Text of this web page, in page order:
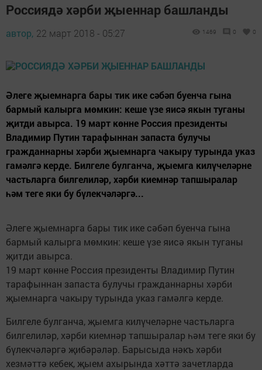
Россиядә хәрби җыеннар башланды
автор, 22 март 2018 - 05:27 1469 0 0
Әлеге җыемнарга бары тик ике сәбәп буенча гына
бармый калырга мөмкин: кеше үзе яисә якын туганы
җитди авырса. 19 март көнне Россия президенты
Владимир Путин тарафыннан запаста булучы
гражданнарны хәрби җыемнарга чакыру турында указ
гамәлгә керде. Билгеле булганча, җыемга килүчеләрне
частьларга билгелиләр, хәрби киемнәр тапшыралар
һәм теге яки бу бүлекчәләргә...
Әлеге җыемнарга бары тик ике сәбәп буенча гына
бармый калырга мөмкин: кеше үзе яисә якын туганы
җитди авырса.
19 март көнне Россия президенты Владимир Путин
тарафыннан запаста булучы гражданнарны хәрби
җыемнарга чакыру турында указ гамәлгә керде.
Билгеле булганча, җыемга килүчеләрне частьларга
билгелиләр, хәрби киемнәр тапшыралар һәм теге яки бу
бүлекчәләргә җибәрәләр. Барысыда нәкъ хәрби
хезмәттә кебек, җыем ахырында хәттә зачетларда